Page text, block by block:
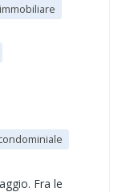
Fra le